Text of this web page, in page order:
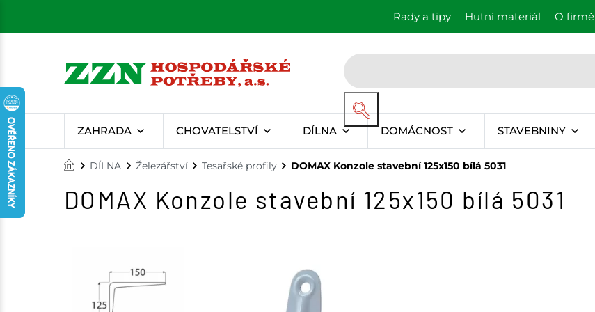
Rady a tipy Hutní materiál O firmě
ZAHRADA CHOVATELSTVÍ DÍLNA DOMÁCNOST STAVEBNINY
DÍLNA Železářství Tesařské profily DOMAX Konzole stavební 125x150 bílá 5031
DOMAX Konzole stavební 125x150 bílá 5031